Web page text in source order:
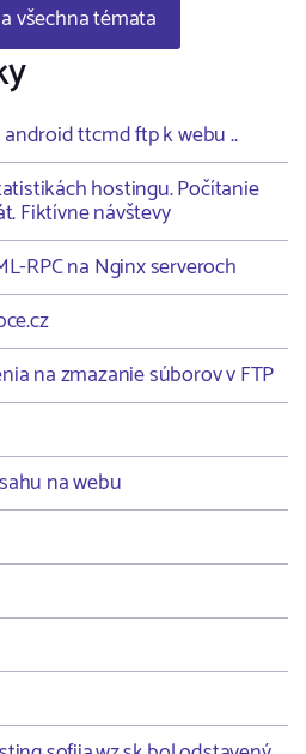
všechna témata
ttcmd ftp k webu ..
hostingu. Počítanie
Fiktívne návštevy
RPC na Nginx serveroch
na zmazanie súborov v FTP
na webu